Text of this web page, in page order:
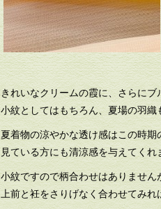
きれいなクリームの霞に、さらに
小紋としてはもちろん、夏場の羽織
夏着物の涼やかな透け感はこの時期
見ている方にも清涼感を与えてくれ
小紋ですので柄合わせはありません
上前と衽をさりげなく合わせてみ